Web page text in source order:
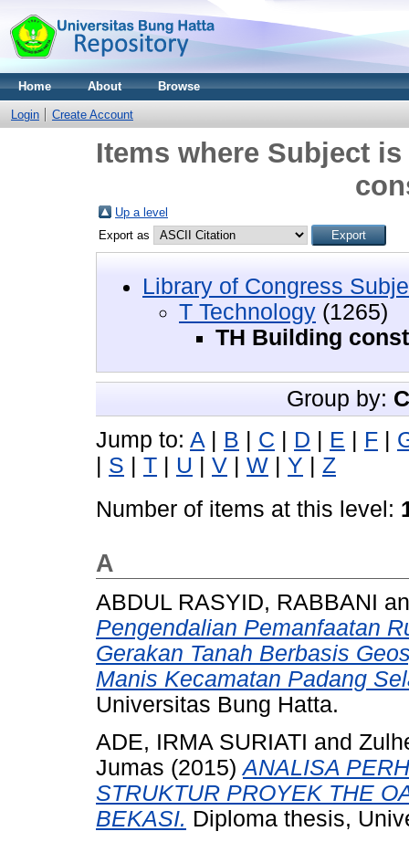
Home About Browse
Login Create Account
Items where Subject
Up a level
Export as
Library of Congress
T Technology (1265)
TH Building
Group by:
Jump to: A | B | C | D | E | F |
| S | T | U | V | W | Y | Z
Number of items at this level:
A
ABDUL RASYID, RABBANI
Pengendalian Pemanfaatan
Gerakan Tanah Berbasis
Manis Kecamatan Padang
Universitas Bung Hatta.
ADE, IRMA SURIATI and
Jumas (2015)ANALISA
STRUKTUR PROYEK THE
BEKASI. Diploma thesis,